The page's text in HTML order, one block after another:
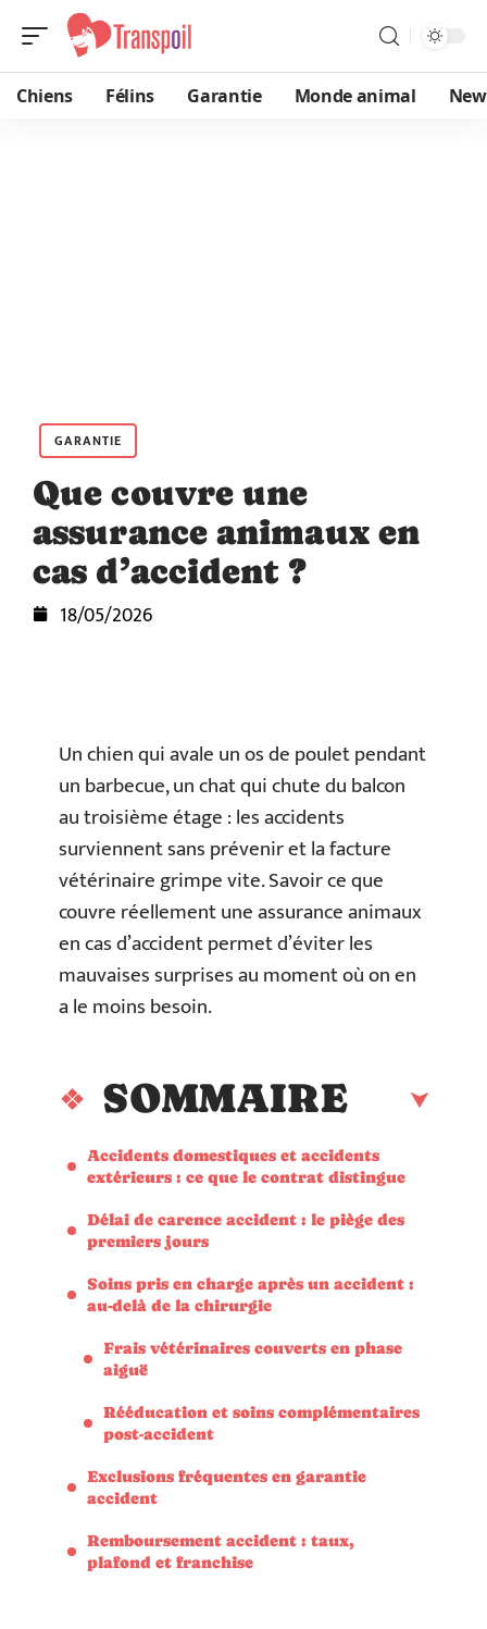
Chiens Félins Garantie Monde animal
GARANTIE
Que couvre une
assurance animaux en
cas d’accident ?
18/05/2026
Un chien qui avale un os de poulet pendant
un barbecue, un chat qui chute du balcon
au troisième étage : les accidents
surviennent sans prévenir et la facture
vétérinaire grimpe vite. Savoir ce que
couvre réellement une assurance animaux
en cas d’accident permet d’éviter les
mauvaises surprises au moment où on en
a le moins besoin.
SOMMAIRE
Accidents domestiques et accidents
extérieurs : ce que le contrat distingue
Délai de carence accident : le piège des
premiers jours
Soins pris en charge après un accident :
au-delà de la chirurgie
Frais vétérinaires couverts en phase
aiguë
Rééducation et soins complémentaires
post-accident
Exclusions fréquentes en garantie
accident
Remboursement accident : taux,
plafond et franchise